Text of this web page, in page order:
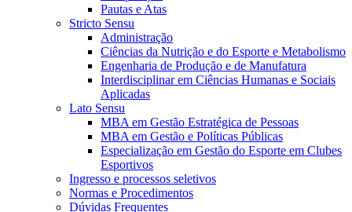
Pautas e Atas
Stricto Sensu
Administração
Ciências da Nutrição e do Esporte e Metabolismo
Engenharia de Produção e de Manufatura
Interdisciplinar em Ciências Humanas e Sociais
Aplicadas
Lato Sensu
MBA em Gestão Estratégica de Pessoas
MBA em Gestão e Políticas Públicas
Especialização em Gestão do Esporte em Clubes
Esportivos
Ingresso e processos seletivos
Normas e Procedimentos
Dúvidas Frequentes